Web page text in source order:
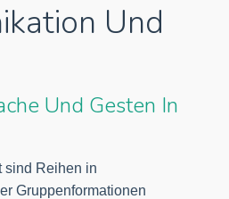
Und
Und Gesten In
sind Reihen in
Gruppenformationen